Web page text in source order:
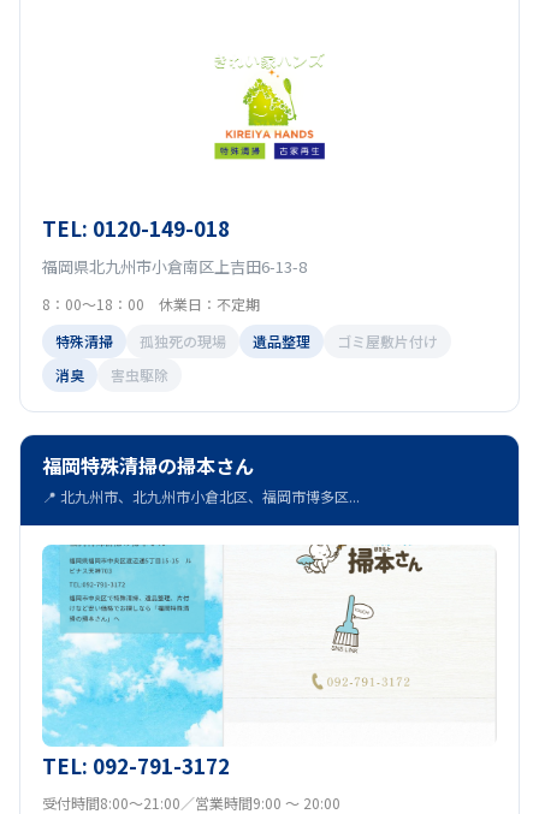
TEL: 0120-149-018
福岡県北九州市小倉南区上吉田6-13-8
8：00～18：00 休業日：不定期
特殊清掃
孤独死の現場 遺品整理
ゴミ屋敷片付け
消臭
害虫駆除
福岡特殊清掃の掃本さん
📍 北九州市、北九州市小倉北区、福岡市博多区...
TEL: 092-791-3172
受付時間8:00～21:00／営業時間9:00 ～ 20:00